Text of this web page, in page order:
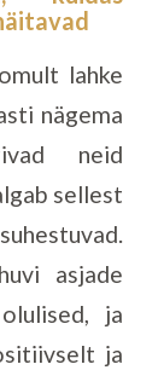
lahke
nägema
neid
sellest
asjade
ja
ja